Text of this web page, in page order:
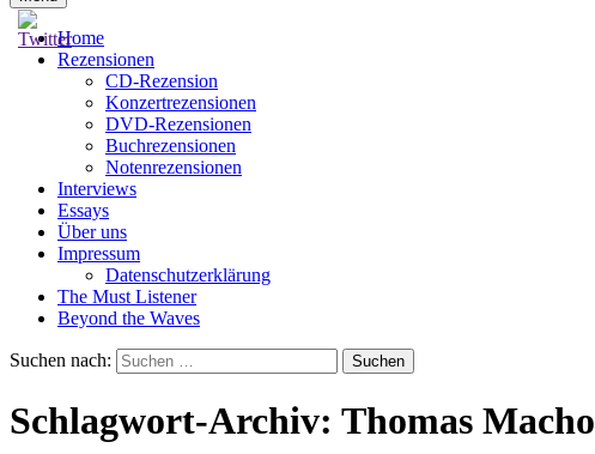
Home
Rezensionen
CD-Rezension
Konzertrezensionen
DVD-Rezensionen
Buchrezensionen
Notenrezensionen
Interviews
Essays
Über uns
Impressum
Datenschutzerklärung
The Must Listener
Beyond the Waves
Suchen nach:
Schlagwort-Archiv: Thomas Macho